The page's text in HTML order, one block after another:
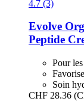
4.7 (3)
Evolve
Peptide
Pour
Soin
CHF 28.36